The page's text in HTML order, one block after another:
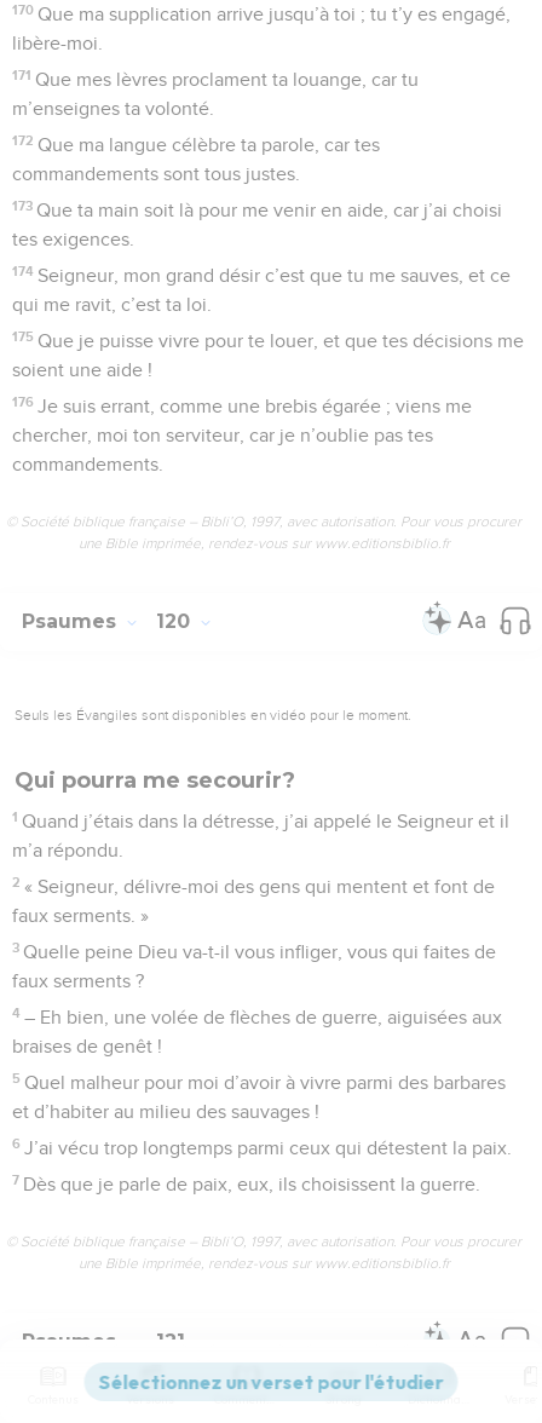
170 Que ma supplication arrive jusqu’à toi ; tu t’y es engagé,
libère-moi.
171 Que mes lèvres proclament ta louange, car tu
m’enseignes ta volonté.
172 Que ma langue célèbre ta parole, car tes
commandements sont tous justes.
173 Que ta main soit là pour me venir en aide, car j’ai choisi
tes exigences.
174 Seigneur, mon grand désir c’est que tu me sauves, et ce
qui me ravit, c’est ta loi.
175 Que je puisse vivre pour te louer, et que tes décisions me
soient une aide !
176 Je suis errant, comme une brebis égarée ; viens me
chercher, moi ton serviteur, car je n’oublie pas tes
commandements.
© Société biblique française – Bibli’O, 1997, avec autorisation. Pour vous procurer
une Bible imprimée, rendez-vous sur www.editionsbiblio.fr
Psaumes 120
Seuls les Évangiles sont disponibles en vidéo pour le moment.
Qui pourra me secourir?
1 Quand j’étais dans la détresse, j’ai appelé le Seigneur et il
m’a répondu.
2 « Seigneur, délivre-moi des gens qui mentent et font de
faux serments. »
3 Quelle peine Dieu va-t-il vous infliger, vous qui faites de
faux serments ?
4 – Eh bien, une volée de flèches de guerre, aiguisées aux
braises de genêt !
5 Quel malheur pour moi d’avoir à vivre parmi des barbares
et d’habiter au milieu des sauvages !
6 J’ai vécu trop longtemps parmi ceux qui détestent la paix.
7 Dès que je parle de paix, eux, ils choisissent la guerre.
© Société biblique française – Bibli’O, 1997, avec autorisation. Pour vous procurer
une Bible imprimée, rendez-vous sur www.editionsbiblio.fr
Psaumes 121
Versions Commentaires Strong